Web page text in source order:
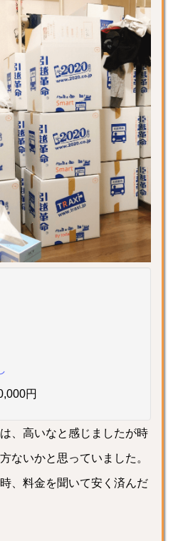
円
、高いなと感じましたが時
ないかと思っていました。
、料金を聞いて安く済んだ